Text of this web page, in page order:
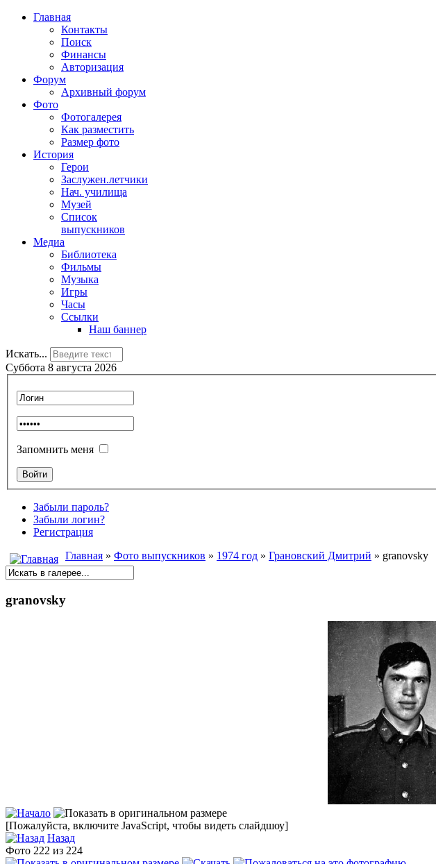
Главная
Контакты
Поиск
Финансы
Авторизация
Форум
Архивный форум
Фото
Фотогалерея
Как разместить
Размер фото
История
Герои
Заслужен.летчики
Нач. училища
Музей
Список
выпускников
Медиа
Библиотека
Фильмы
Музыка
Игры
Часы
Ссылки
Наш баннер
Искать...
Суббота 8 августа 2026
Запомнить меня
Забыли пароль?
Забыли логин?
Регистрация
Главная » Фото выпускников » 1974 год » Грановский Дмитрий » granovsky
granovsky
[Пожалуйста, включите JavaScript, чтобы видеть слайдшоу]
Назад
Фото 222 из 224